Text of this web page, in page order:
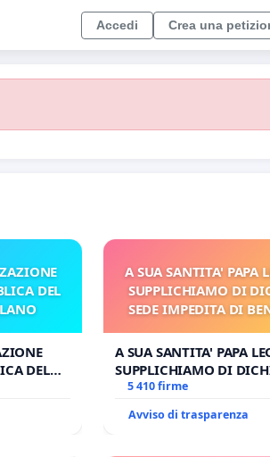
Accedi Crea una
DEL
DEL
A SUA SANTITA' PAPA
SUPPLICHIAMO DI
SEDE IMPEDITA DI
A SUA SANTITA' PAPA
SUPPLICHIAMO DI
SEDE IMPEDITA DI
DI FAR APRIRE IL
5 410 firme
Avviso di trasparenza